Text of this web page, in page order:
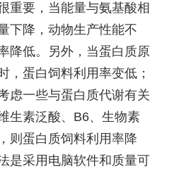
重要，当能量与氨基酸相
下降，动物生产性能不
降低。另外，当蛋白质原
，蛋白饲料利用率变低；
虑一些与蛋白质代谢有关
生素泛酸、B6、生物素
则蛋白质饲料利用率降
是采用电脑软件和质量可